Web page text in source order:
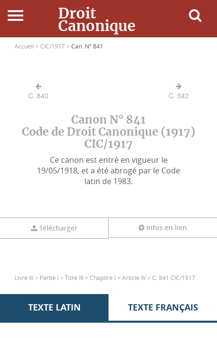
Droit
Canonique
Accueil
Ressources
Accueil > CIC/1917 > Can. N° 841
C. 840 C. 842
Canon N° 841
Code de Droit Canonique (1917)
CIC/1917
Ce canon est entré en vigueur le
19/05/1918, et a été abrogé par le Code
latin de 1983.
Télécharger Infos en lien
Livre III > Partie I > Titre III > Chapitre I > Article IV > C. 841 CIC/1917
TEXTE LATIN TEXTE FRANÇAIS